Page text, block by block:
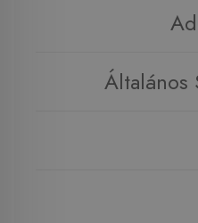
Általános